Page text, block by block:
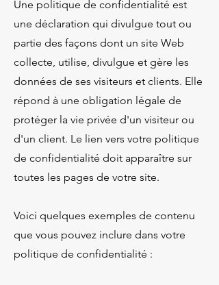
Une politique de confidentialité est
une déclaration qui divulgue tout ou
partie des façons dont un site Web
collecte, utilise, divulgue et gère les
données de ses visiteurs et clients. Elle
répond à une obligation légale de
protéger la vie privée d'un visiteur ou
d'un client. Le lien vers votre politique
de confidentialité doit apparaître sur
toutes les pages de votre site.
Voici quelques exemples de contenu
que vous pouvez inclure dans votre
politique de confidentialité :